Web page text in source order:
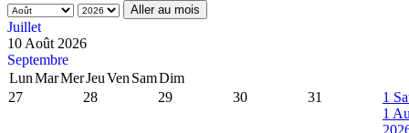
Aller au mois
Juillet
10 Août 2026
Septembre
LunMarMerJeuVen SamDim
27
28 29 30 31 1
1